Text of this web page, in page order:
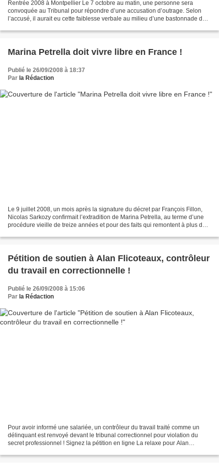
Rentrée 2008 à Montpellier Le 7 octobre au matin, une personne sera
convoquée au Tribunal pour répondre d’une accusation d’outrage. Selon
l’accusé, il aurait eu cette faiblesse verbale au milieu d’une bastonnade dont
Marina Petrella doit vivre libre en France !
Publié le 26/09/2008 à 18:37
Par la Rédaction
Le 9 juillet 2008, un mois après la signature du décret par François Fillon,
Nicolas Sarkozy confirmait l’extradition de Marina Petrella, au terme d’une
procédure vieille de treize années et pour des faits qui remontent à plus de
Pétition de soutien à Alan Flicoteaux, contrôleur
du travail en correctionnelle !
Publié le 26/09/2008 à 15:06
Par la Rédaction
Pour avoir informé une salariée, un contrôleur du travail traité comme un
délinquant est renvoyé devant le tribunal correctionnel pour violation du
secret professionnel ! Signez la pétition en ligne La relaxe pour Alan